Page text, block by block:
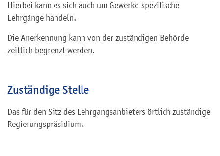
Hierbei kann es sich auch um Gewerke-spezifische
Lehrgänge handeln.
Die Anerkennung kann von der zuständigen Behörde
zeitlich begrenzt werden.
Zuständige Stelle
Das für den Sitz des Lehrgangsanbieters örtlich zuständige
Regierungspräsidium.